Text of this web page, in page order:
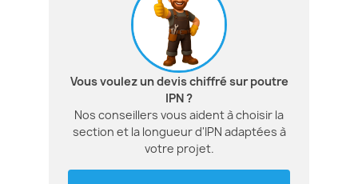
Vous voulez un devis chiffré sur poutre
IPN ?
Nos conseillers vous aident à choisir la
section et la longueur d'IPN adaptées à
votre projet.